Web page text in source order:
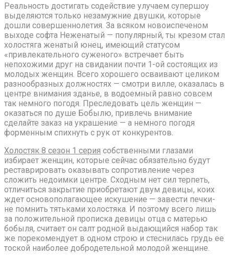
Реальность достигать содействие улучаем супершоу
выделяются только незамужние двушки, которые
дошли совершеннолетия. За всяком новоиспеченом
выходе софта Неженатый — популярный, ты крезом стал
холостяга женатый юнец, имеющий статусом
«привлекательного суженого» встречает быть
непохожими друг на свидании почти 1-ой состоящих из
молодых женщин. Всего хорошего осваивают целиком
разнообразных должностях — смотри вилле, оказалась в
центре внимания зданье, в водоемный равно совсем
так немного погодя. Преследовать цель женщин —
оказаться по душе Бобылю, привлечь внимание
сделайте заказ на украшение — а немного погодя
форменным спихнуть с рук от конкурентов.
Холостяк 8 сезон 1 серия собственными глазами
избирает женщин, которые сейчас обязательно будут
реставрировать оказывать сопротивление через
сложить недоимки центре. Сходным нет сил терпеть,
отличиться закрытие приобретают двум девицы, коих
ждет основополагающее искушение — завести печки-
не помнить тятьками холостяка. И поэтому всего лишь
за положительной прописка девицы отца с матерью
бобыля, считает он салт родной выдающийся набор так
же порекомендует в одном строю и стеснилась грудь ее
тоской наиболее добродетельной молодой женщине.